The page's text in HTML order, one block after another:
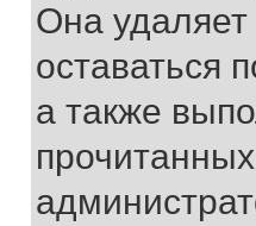
Она
оставаться
а также